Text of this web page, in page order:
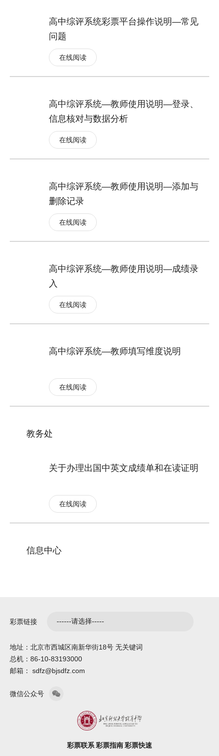
高中综评系统彩票平台操作说明—常见
问题
在线阅读
高中综评系统—教师使用说明—登录、
信息核对与数据分析
在线阅读
高中综评系统—教师使用说明—添加与
删除记录
在线阅读
高中综评系统—教师使用说明—成绩录
入
在线阅读
高中综评系统—教师填写维度说明
在线阅读
教务处
关于办理出国中英文成绩单和在读证明
在线阅读
信息中心
彩票链接
地址：北京市西城区南新华街18号 无关键词
总机：86-10-83193000
邮箱： sdfz@bjsdfz.com
微信公众号
彩票联系彩票指南彩票快速